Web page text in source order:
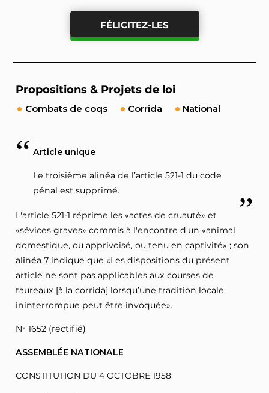
FÉLICITEZ-LES
Propositions & Projets de loi
Combats de coqs Corrida National
Article unique
Le troisième alinéa de l’article 521-1 du code
pénal est supprimé.
L'article 521-1 réprime les «actes de cruauté» et
«sévices graves» commis à l'encontre d'un «animal
domestique, ou apprivoisé, ou tenu en captivité» ; son
alinéa 7 indique que «Les dispositions du présent
article ne sont pas applicables aux courses de
taureaux [à la corrida] lorsqu’une tradition locale
ininterrompue peut être invoquée».
N° 1652 (rectifié)
ASSEMBLÉE NATIONALE
CONSTITUTION DU 4 OCTOBRE 1958